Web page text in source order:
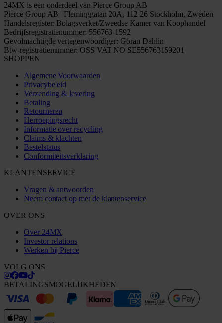
24MX is een onderdeel van Pierce Group AB
Pierce Group AB | Fleminggatan 20A, 112 26 Stockholm, Zweden
Handelsregister: Bolagsverket/Zweedse Kamer van Koophandel
Bedrijfsregistratienummer: 556763-1592
Gevolmachtigde vertegenwoordiger: Göran Dahlin
Btw-registratienummer: OSS VAT NO SE556763159201
SHOPPEN
Algemene Voorwaarden
Privacybeleid
Verzending & levering
Betaling
Retourneren
Herroepingsrecht
Informatie over recycling
Claims & klachten
Bestelstatus
Conformiteitsverklaring
KLANTENSERVICE
Vragen & antwoorden
Neem contact op met de klantenservice
OVER ONS
Over 24MX
Investor relations
Werken bij Pierce
VOLG ONS
BETALINGSMOGELIJKHEDEN